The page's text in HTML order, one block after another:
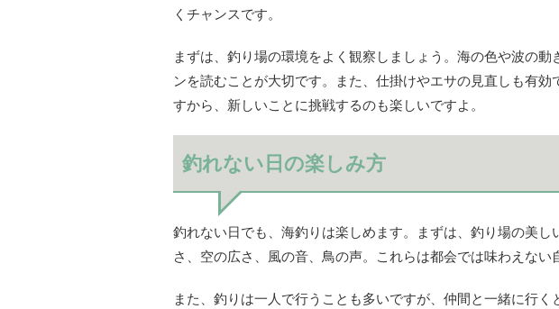
くチャンスです。
まずは、釣り場の環境をよく観察しましょう。海の色や波の動
ンを読むことが大切です。また、仕掛けやエサの見直しも有
すから、新しいことに挑戦するのも楽しいですよ。
釣れない日の楽しみ方
釣れない日でも、海釣りは楽しめます。まずは、釣り場の美し
さ、空の広さ、風の音、鳥の声。これらは都会では味わえない
また、釣りは一人で行うことも多いですが、仲間と一緒に行く